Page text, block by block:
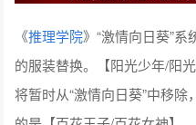
《推理学院》“激情向日葵”
的服装替换。【阳光少年/阳
将暂时从“激情向日葵”中移